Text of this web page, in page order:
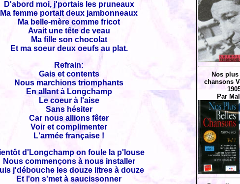
D'abord moi, j'portais les pruneaux
Ma femme portait deux jambonneaux
Ma belle-mère comme fricot
Avait une tête de veau
Ma fille son chocolat
Et ma soeur deux oeufs au plat.
Refrain:
Gais et contents
Nous marchions triomphants
En allant à Longchamp
Le coeur à l'aise
Sans hésiter
Car nous allions fêter
Voir et complimenter
L'armée française !
d'Longchamp on foule la p'louse
Nous commençons à nous installer
j'débouche les douze litres à douze
Et l'on s'met à saucissonner
Nos
chansons
Par